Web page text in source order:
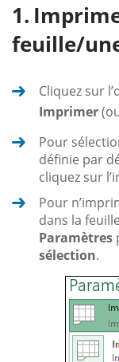
feuille/
Cliquez sur
Imprimer
Pour
définie par
cliquez sur
Pour
dans la
Paramètres
sélection.